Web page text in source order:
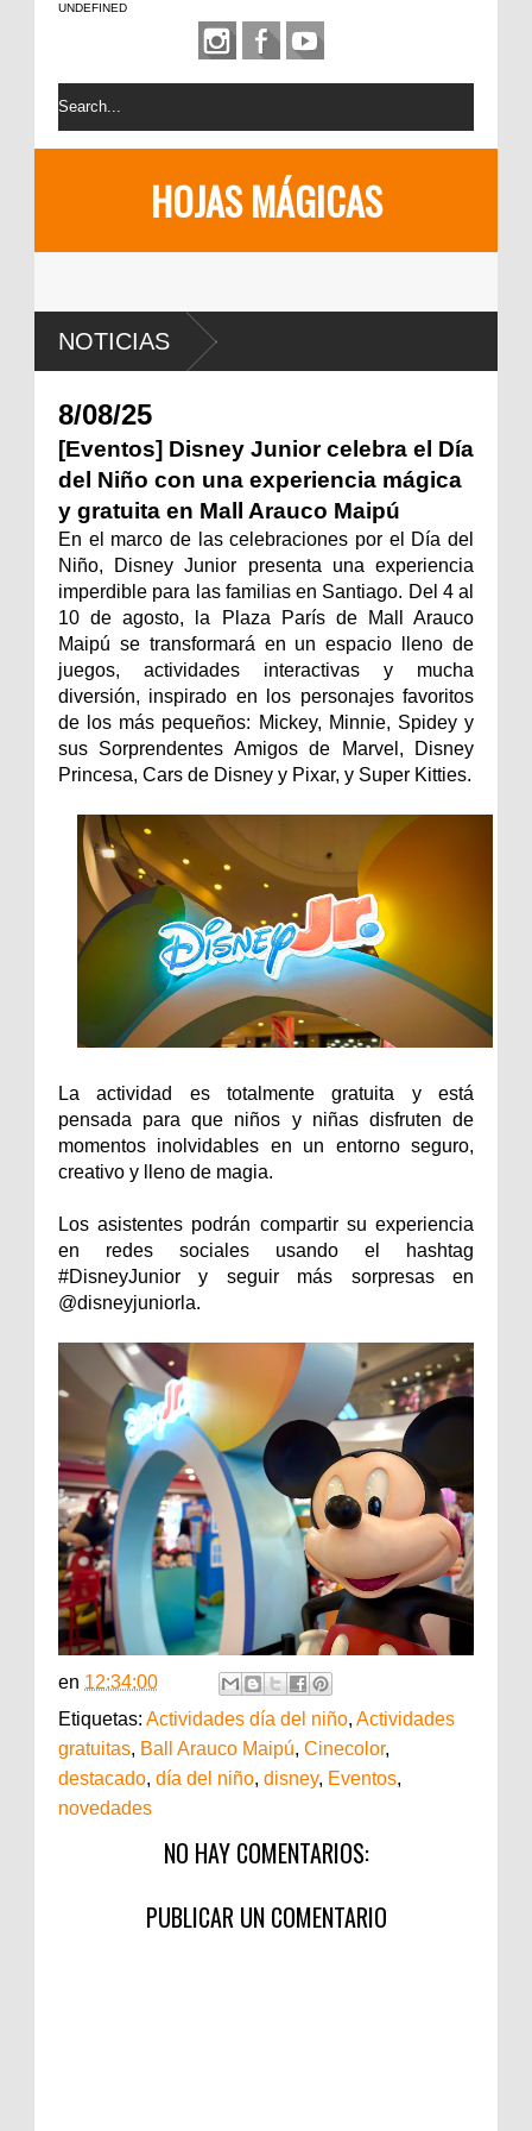
UNDEFINED
HOJAS MÁGICAS
NOTICIAS
8/08/25
[Eventos] Disney Junior celebra el Día
del Niño con una experiencia mágica
y gratuita en Mall Arauco Maipú
En el marco de las celebraciones por el Día del
Niño, Disney Junior presenta una experiencia
imperdible para las familias en Santiago. Del 4 al
10 de agosto, la Plaza París de Mall Arauco
Maipú se transformará en un espacio lleno de
juegos, actividades interactivas y mucha
diversión, inspirado en los personajes favoritos
de los más pequeños: Mickey, Minnie, Spidey y
sus Sorprendentes Amigos de Marvel, Disney
Princesa, Cars de Disney y Pixar, y Super Kitties.
La actividad es totalmente gratuita y está
pensada para que niños y niñas disfruten de
momentos inolvidables en un entorno seguro,
creativo y lleno de magia.
Los asistentes podrán compartir su experiencia
en redes sociales usando el hashtag
#DisneyJunior y seguir más sorpresas en
@disneyjuniorla.
en 12:34:00
Etiquetas: Actividades día del niño, Actividades
gratuitas, Ball Arauco Maipú, Cinecolor,
destacado, día del niño, disney, Eventos,
novedades
NO HAY COMENTARIOS:
PUBLICAR UN COMENTARIO